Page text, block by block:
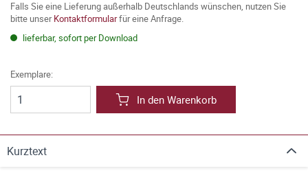
Falls Sie eine Lieferung außerhalb Deutschlands wünschen, nutzen Sie
bitte unserKontaktformularfür eine Anfrage.
lieferbar, sofort per Download
Exemplare:
In den Warenkorb
Kurztext